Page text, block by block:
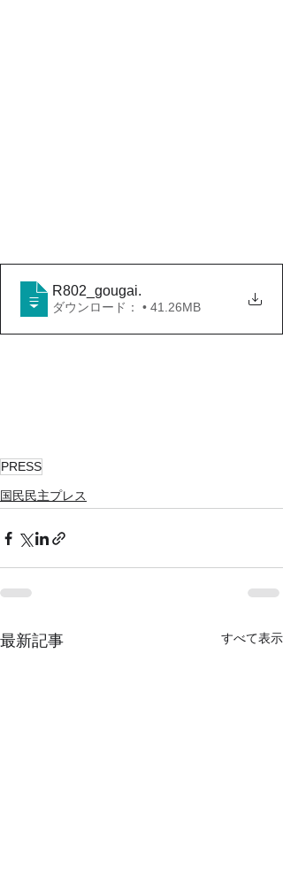
R802_gougai.
ダウンロード： • 41.26MB
PRESS
国民民主プレス
最新記事 すべて表示